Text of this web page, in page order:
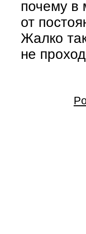
почему в
от
Жалко
не